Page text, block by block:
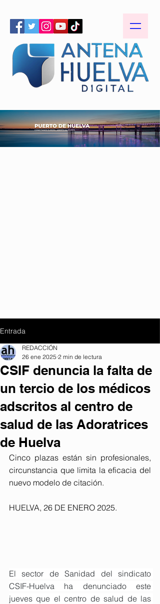
Entrada
CSIF denuncia la falta de
un tercio de los médicos
adscritos al centro de
salud de las Adoratrices
de Huelva
REDACCIÓN
26 ene 2025 2 min de lectura
Cinco plazas están sin profesionales,
circunstancia que limita la eficacia del
nuevo modelo de citación.
HUELVA, 26 DE ENERO 2025.
El sector de Sanidad del sindicato
CSIF-Huelva ha denunciado este
jueves que el centro de salud de las